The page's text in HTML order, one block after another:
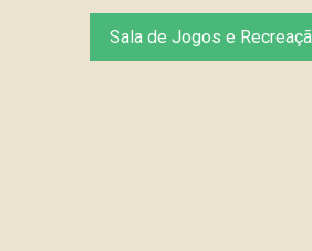
Sala de Jogos e